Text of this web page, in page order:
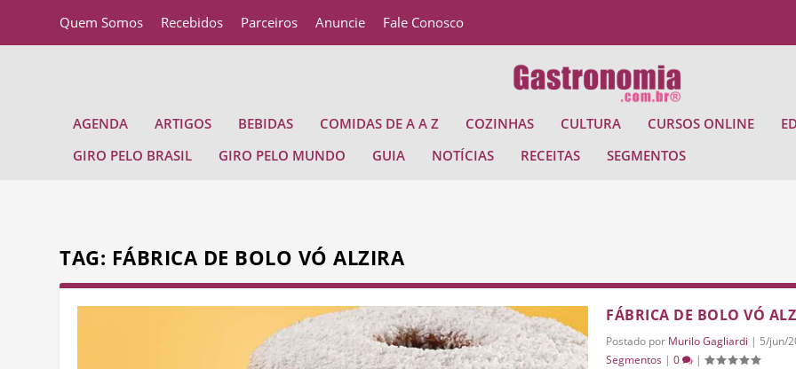
Quem Somos Recebidos Parceiros Anuncie Fale Conosco
AGENDA ARTIGOS BEBIDAS COMIDAS DE A A Z COZINHAS CULTURA CURSOS ONLINE
GIRO PELO BRASIL
GIRO PELO MUNDO GUIA NOTÍCIAS RECEITAS SEGMENTOS
TAG: FÁBRICA DE BOLO VÓ ALZIRA
FÁBRICA DE BOLO VÓ
Postado por Murilo Gagliardi | 5/jun/
Segmentos | 0 |